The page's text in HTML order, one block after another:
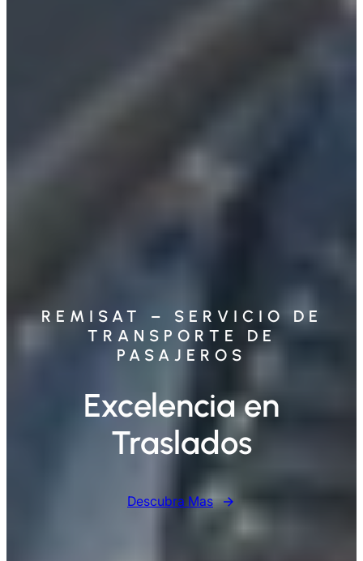
REMISAT – SERVICIO DE
TRANSPORTE DE
PASAJEROS
Excelencia en
Traslados
Descubra Mas